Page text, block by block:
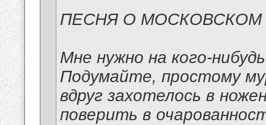
ПЕСНЯ О МОСКОВСКОМ
Мне нужно на кого-
Подумайте, простому
вдруг захотелось в
поверить в